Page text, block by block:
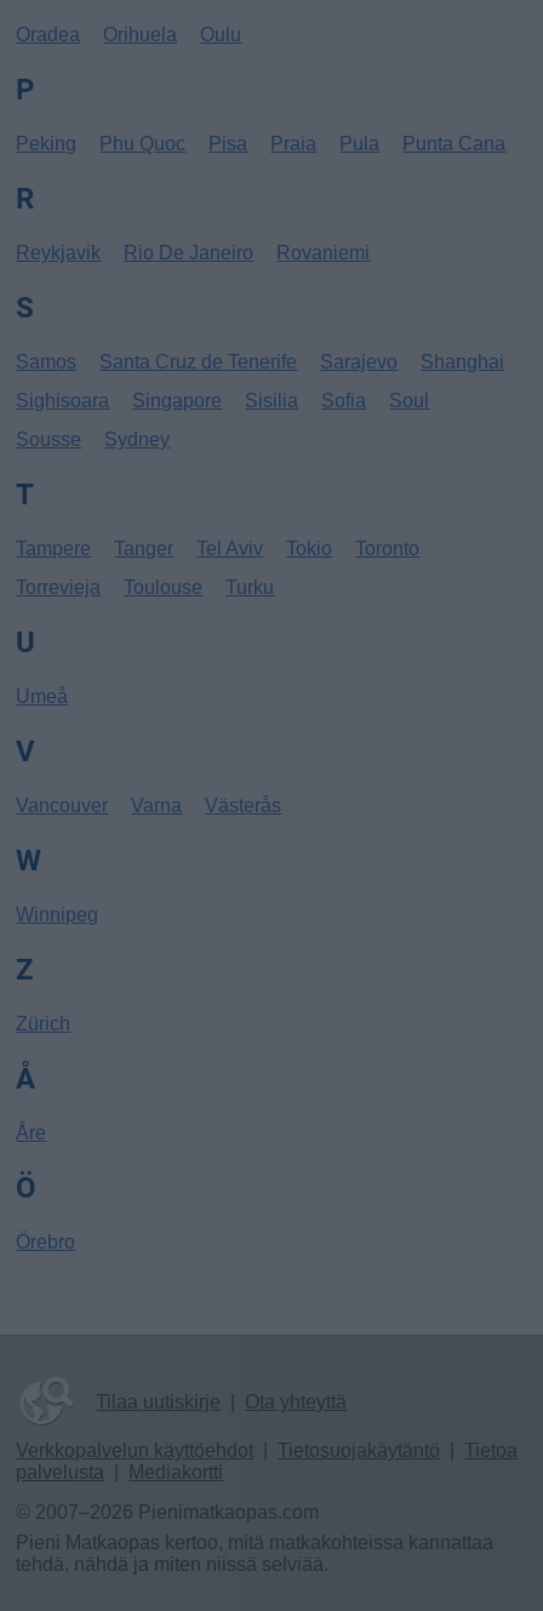
Oradea Orihuela Oulu
P
Peking Phu Quoc Pisa Praia Pula Punta Cana
R
Reykjavik Rio De Janeiro Rovaniemi
S
Samos Santa Cruz de Tenerife Sarajevo
Shanghai
Sighisoara
Singapore Sisilia Sofia
Soul
Sousse
Sydney
T
Tampere Tanger Tel Aviv Tokio
Toronto
Torrevieja
Toulouse Turku
U
Umeå
V
Vancouver Varna Västerås
W
Winnipeg
Z
Zürich
Å
Åre
Ö
Örebro
Tilaa uutiskirje Ota yhteyttä
Verkkopalvelun käyttöehdot Tietosuojakäytäntö
Tietoa
palvelusta
Mediakortti
© 2007–2026 Pienimatkaopas.com
Pieni Matkaopas kertoo, mitä matkakohteissa kannattaa
tehdä, nähdä ja miten niissä selviää.